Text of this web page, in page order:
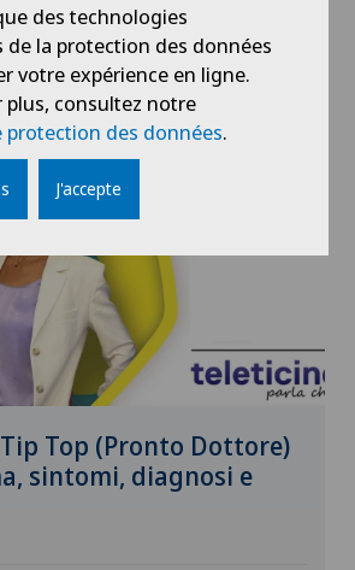
Swiss Visio
Top (Pronto Dottore)
sintomi, diagnosi e
des technologies
de la protection des données
votre expérience en ligne.
plus, consultez notre
protection des données.
J'accepte